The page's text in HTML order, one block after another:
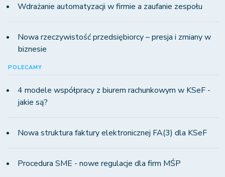
Wdrażanie automatyzacji w firmie a zaufanie zespołu
Nowa rzeczywistość przedsiębiorcy – presja i zmiany w
biznesie
POLECAMY
4 modele współpracy z biurem rachunkowym w KSeF -
jakie są?
Nowa struktura faktury elektronicznej FA(3) dla KSeF
Procedura SME - nowe regulacje dla firm MŚP